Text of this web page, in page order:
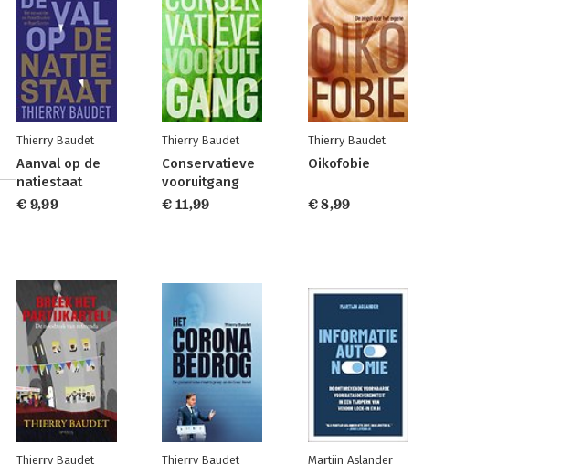
Thierry Baudet
Aanval op de
natiestaat
€ 9,99
Thierry Baudet
Conservatieve
vooruitgang
€ 11,99
Thierry Baudet
Oikofobie
€ 8,99
Thierry Baudet Thierry Baudet Martijn Aslander